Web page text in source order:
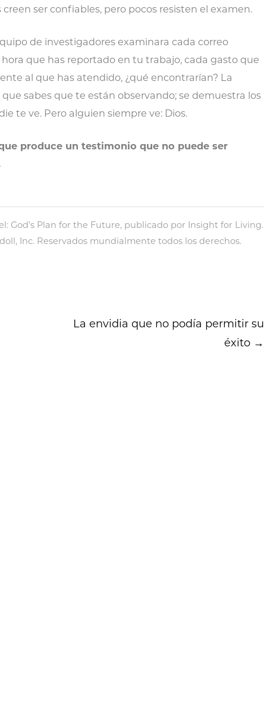
creen ser confiables, pero pocos resisten el examen.
de investigadores examinara cada correo
que has reportado en tu trabajo, cada gasto que
al que has atendido, ¿qué encontrarían? La
sabes que te están observando; se demuestra los
te ve. Pero alguien siempre ve: Dios.
produce un testimonio que no puede ser
God’s Plan for the Future, publicado por Insight for Living.
Inc. Reservados mundialmente todos los derechos.
La envidia que no podía permitir su
éxito →